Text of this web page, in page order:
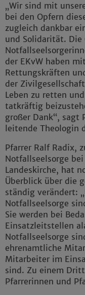
„Wir sind mit
bei den Opfern
zugleich dankbar
und Solidarität. Die
der EKvW haben
Rettungskräften
der
Leben zu retten
tatkräftig
großer Dank“, sagt
leitende Theologin
Pfarrer Ralf Radix,
Notfallseelsorge
Landeskirche, hat
Überblick über die
ständig verändert:
Notfallseelsorge
Sie werden bei
Einsatzleitstellen
Notfallseelsorge
ehrenamtliche
Mitarbeiter im
sind. Zu einem
Pfarrerinnen und